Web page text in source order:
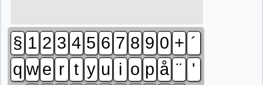
§ 1 2 3 4 5 6 7 8 9 0 + ´
q w e r t y u i o p å ¨ '